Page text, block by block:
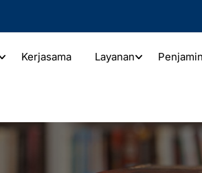
Kerjasama Layanan